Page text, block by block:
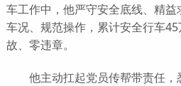
车工作中，他严守安全底线、精
车况、规范操作，累计安全行车
故、零违章。
他主动扛起党员传帮带责任，